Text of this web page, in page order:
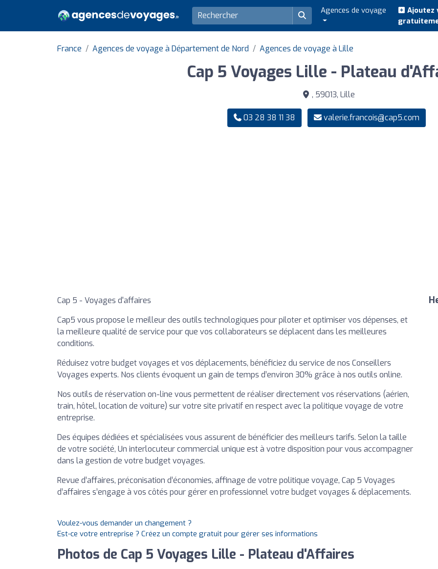
Agences de voyage
Ajoutez
France Agences de voyage à Département de Nord Agences de voyage à Lille
Cap 5 Voyages Lille - Plateau
, 59013, Lille
03 28 38 11 38 valerie.francois@cap5.com
Cap 5 - Voyages d'affaires
Cap5 vous propose le meilleur des outils technologiques pour piloter et optimiser vos dépenses, et
la meilleure qualité de service pour que vos collaborateurs se déplacent dans les meilleures
conditions.
Réduisez votre budget voyages et vos déplacements, bénéficiez du service de nos Conseillers
Voyages experts. Nos clients évoquent un gain de temps d’environ 30% grâce à nos outils online.
Nos outils de réservation on-line vous permettent de réaliser directement vos réservations (aérien,
train, hôtel, location de voiture) sur votre site privatif en respect avec la politique voyage de votre
entreprise.
Des équipes dédiées et spécialisées vous assurent de bénéficier des meilleurs tarifs. Selon la taille
de votre société, Un interlocuteur commercial unique est à votre disposition pour vous accompagner
dans la gestion de votre budget voyages.
Revue d’affaires, préconisation d’économies, affinage de votre politique voyage, Cap 5 Voyages
d’affaires s’engage à vos côtés pour gérer en professionnel votre budget voyages & déplacements.
Voulez-vous demander un changement ?
Est-ce votre entreprise ? Créez un compte gratuit pour gérer ses informations
Photos de Cap 5 Voyages Lille - Plateau d'Affaires